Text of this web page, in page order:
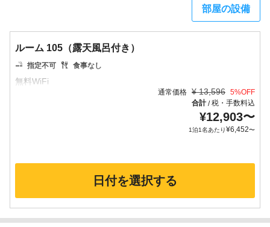
部屋の設備
ルーム 105（露天風呂付き）
指定不可 食事なし
通常価格 ¥ 13,596 5%OFF
合計/税・手数料込
¥12,903〜
1泊1名あたり¥6,452〜
日付を選択する